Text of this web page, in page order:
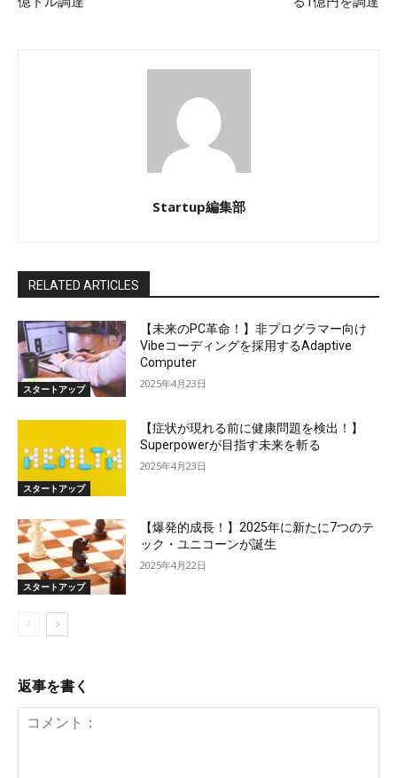
Startup編集部
RELATED ARTICLES
スタートアップ
【未来のPC革命！】非プログラマー向け
Vibeコーディングを採用するAdaptive
Computer
2025年4月23日
スタートアップ
【症状が現れる前に健康問題を検出！】
Superpowerが目指す未来を斬る
2025年4月23日
スタートアップ
【爆発的成長！】2025年に新たに7つのテ
ック・ユニコーンが誕生
2025年4月22日
返事を書く